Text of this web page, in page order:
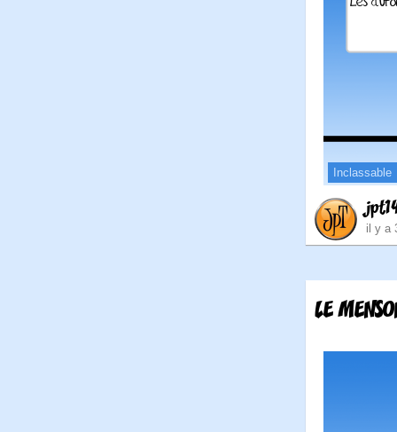
Inclassable
il y a
LE